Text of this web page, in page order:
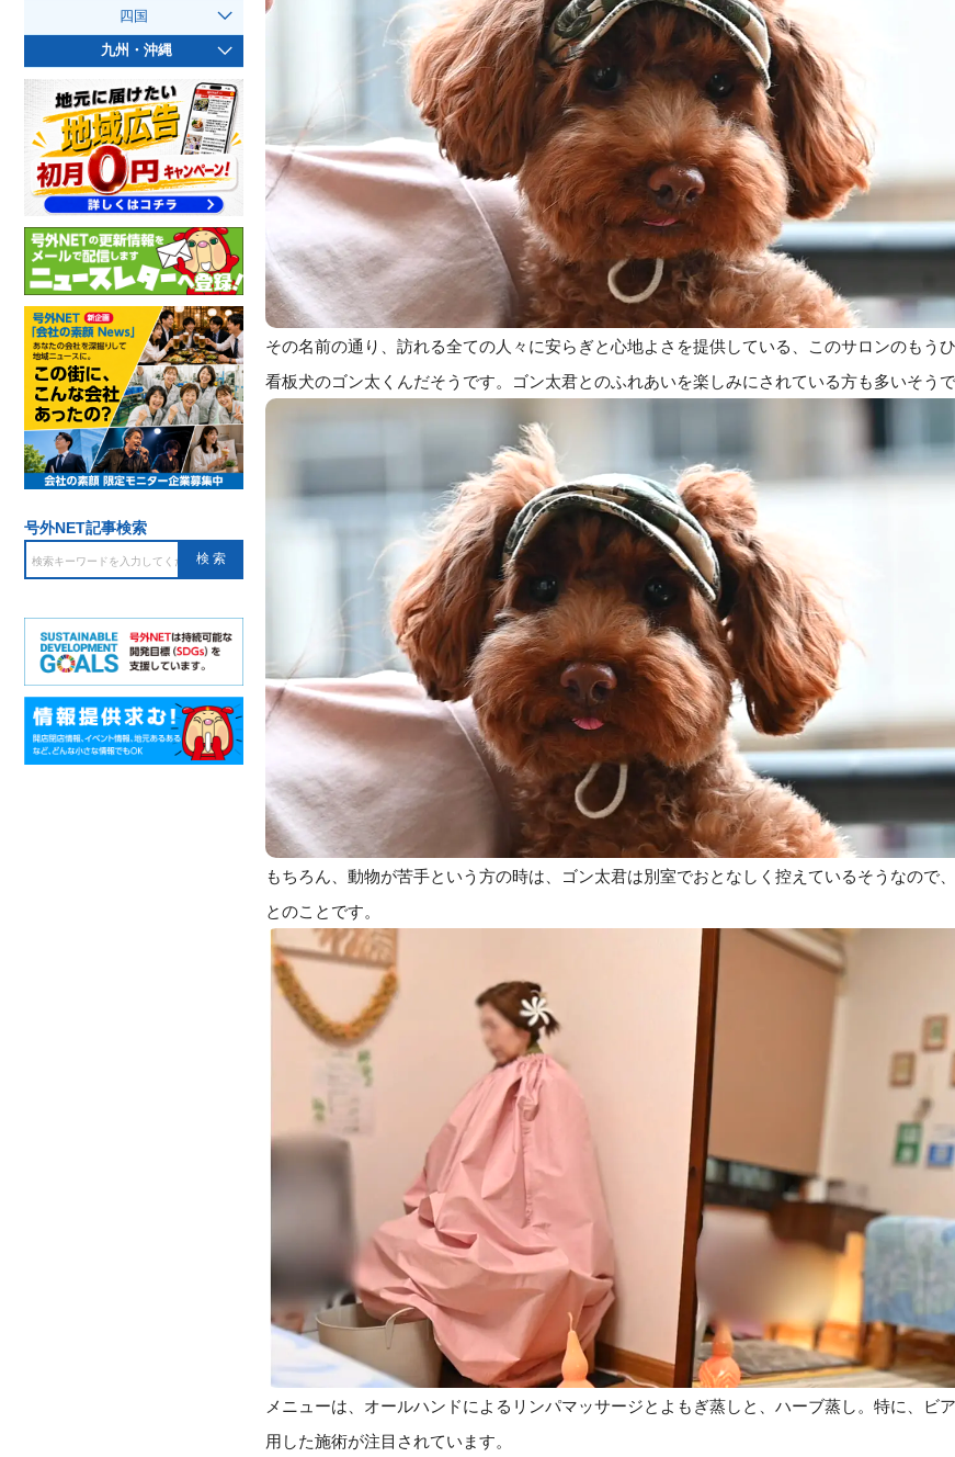
その名前の通り、訪れる全ての人々に安らぎと心地よさを提供している、このサロンのもうひ
看板犬のゴン太くんだそうです。
ゴン太君とのふれあいを楽しみにされている方も多いそうで
もちろん、動物が苦手という方の時は、ゴン太君は別室でおとなしく控えているそうなので、
とのことです。
メニューは、オールハンドによるリンパマッサージとよもぎ蒸しと、ハーブ蒸し。 特に、ビ
用した施術が注目されています。
四国
九州・沖縄
号外NET記事検索